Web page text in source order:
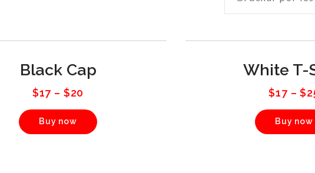
Black Cap
$17 – $20
Buy now
White T-
$17–$
Buy now